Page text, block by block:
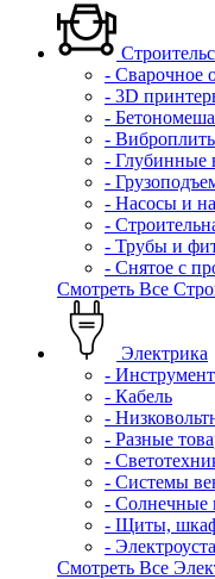
- Сварочное
- 3D
-
-
- Глубинные
-
- Насосы и
-
- Трубы и
- Снятое с
Смотреть Все
Электрика
-
- Кабель
-
- Разные
-
- Системы
- Солнечные
- Щиты,
-
Смотреть Все